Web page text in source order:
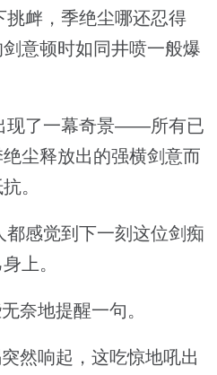
衅，季绝尘哪还忍得
意顿时如同井喷一般爆
现了一幕奇景——所有已
尘释放出的强横剑意而
。
感觉到下一刻这位剑痴
上。
奈地提醒一句。
然响起，这吃惊地吼出